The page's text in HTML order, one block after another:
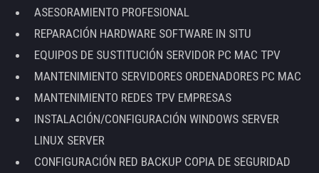
ASESORAMIENTO PROFESIONAL
REPARACIÓN HARDWARE SOFTWARE IN SITU
EQUIPOS DE SUSTITUCIÓN SERVIDOR PC MAC TPV
MANTENIMIENTO SERVIDORES ORDENADORES PC MAC
MANTENIMIENTO REDES TPV EMPRESAS
INSTALACIÓN/CONFIGURACIÓN WINDOWS SERVER
LINUX SERVER
CONFIGURACIÓN RED BACKUP COPIA DE SEGURIDAD